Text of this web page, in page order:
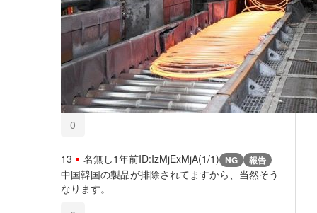
0
13 名無し1年前ID:IzMjExMjA(1/1) NG 報告
中国韓国の製品が排除されてますから、当然そう
なります。